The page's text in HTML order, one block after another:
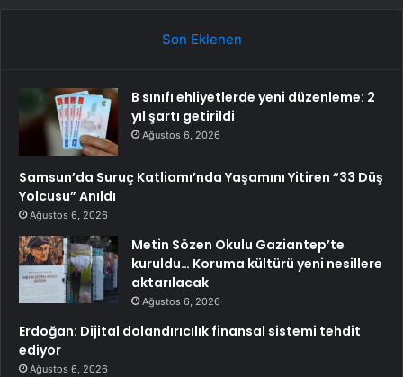
Son Eklenen
B sınıfı ehliyetlerde yeni düzenleme: 2
yıl şartı getirildi
Ağustos 6, 2026
Samsun’da Suruç Katliamı’nda Yaşamını Yitiren “33 Düş
Yolcusu” Anıldı
Ağustos 6, 2026
Metin Sözen Okulu Gaziantep’te
kuruldu… Koruma kültürü yeni nesillere
aktarılacak
Ağustos 6, 2026
Erdoğan: Dijital dolandırıcılık finansal sistemi tehdit
ediyor
Ağustos 6, 2026